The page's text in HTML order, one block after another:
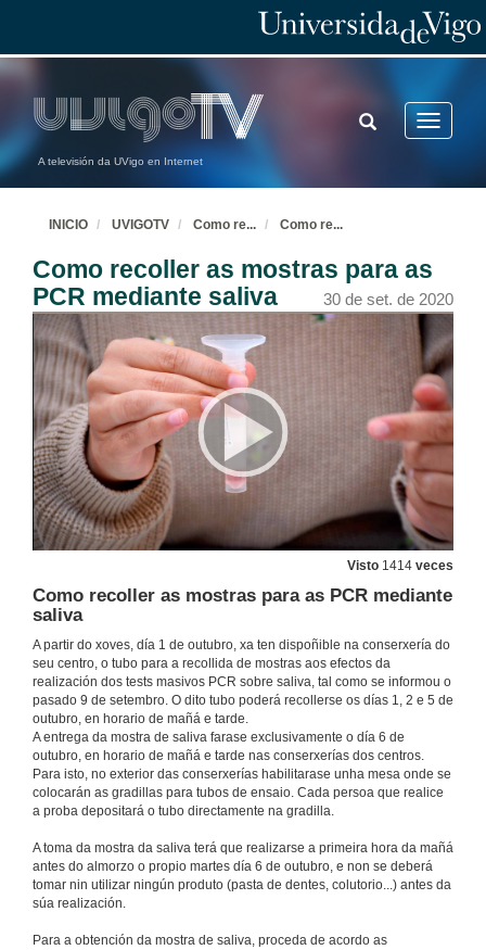
A televisión da UVigo en Internet
Toggle
TOGGLE
SEARCH
INICIO UVIGOTV Como re... Como re...
Como recoller as mostras para as
PCR mediante saliva
30 de set. de 2020
Visto 1414 veces
Como recoller as mostras para as PCR mediante
saliva
A partir do xoves, día 1 de outubro, xa ten dispoñible na conserxería do
seu centro, o tubo para a recollida de mostras aos efectos da
realización dos tests masivos PCR sobre saliva, tal como se informou o
pasado 9 de setembro. O dito tubo poderá recollerse os días 1, 2 e 5 de
outubro, en horario de mañá e tarde.
A entrega da mostra de saliva farase exclusivamente o día 6 de
outubro, en horario de mañá e tarde nas conserxerías dos centros.
Para isto, no exterior das conserxerías habilitarase unha mesa onde se
colocarán as gradillas para tubos de ensaio. Cada persoa que realice
a proba depositará o tubo directamente na gradilla.
A toma da mostra da saliva terá que realizarse a primeira hora da mañá
antes do almorzo o propio martes día 6 de outubro, e non se deberá
tomar nin utilizar ningún produto (pasta de dentes, colutorio...) antes da
súa realización.
Para a obtención da mostra de saliva, proceda de acordo as